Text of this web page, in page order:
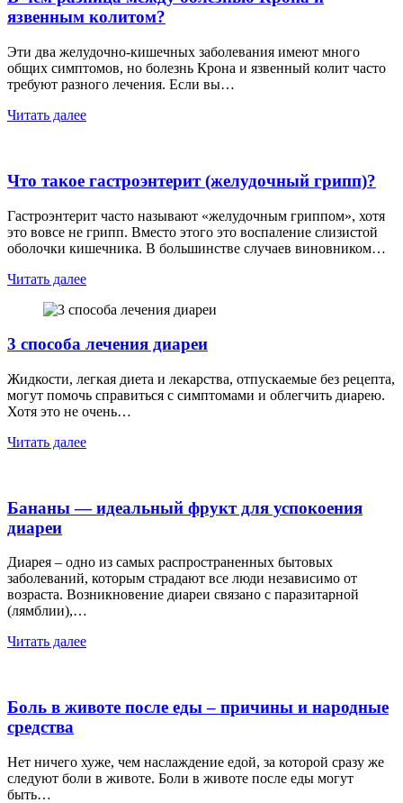
язвенным колитом?
Эти два желудочно-кишечных заболевания имеют много
общих симптомов, но болезнь Крона и язвенный колит часто
требуют разного лечения. Если вы…
Читать далее
Что такое гастроэнтерит (желудочный грипп)?
Гастроэнтерит часто называют «желудочным гриппом», хотя
это вовсе не грипп. Вместо этого это воспаление слизистой
оболочки кишечника. В большинстве случаев виновником…
Читать далее
3 способа лечения диареи
Жидкости, легкая диета и лекарства, отпускаемые без рецепта,
могут помочь справиться с симптомами и облегчить диарею.
Хотя это не очень…
Читать далее
Бананы — идеальный фрукт для успокоения
диареи
Диарея – одно из самых распространенных бытовых
заболеваний, которым страдают все люди независимо от
возраста. Возникновение диареи связано с паразитарной
(лямблии),…
Читать далее
Боль в животе после еды – причины и народные
средства
Нет ничего хуже, чем наслаждение едой, за которой сразу же
следуют боли в животе. Боли в животе после еды могут
быть…